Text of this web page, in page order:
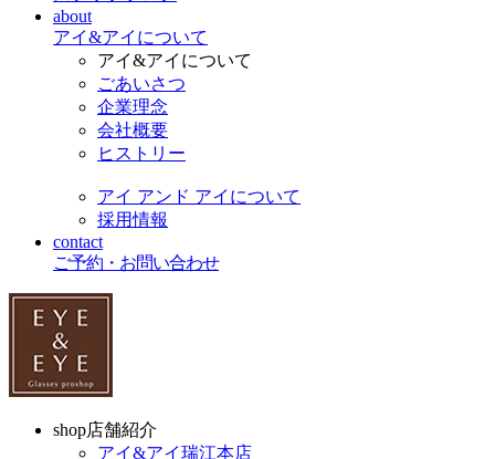
about
アイ&アイについて
アイ&アイについて
ごあいさつ
企業理念
会社概要
ヒストリー
アイ アンド アイについて
採用情報
contact
ご予約・お問い合わせ
shop店舗紹介
アイ&アイ瑞江本店